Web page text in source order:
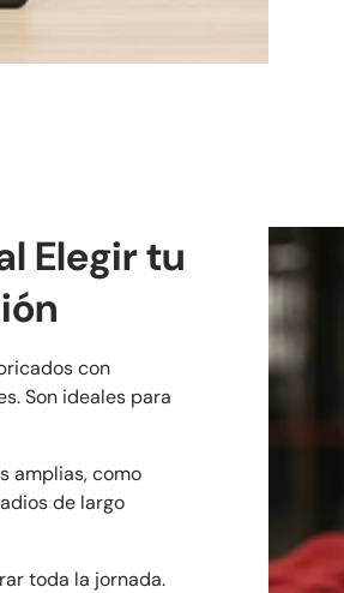
Elegir tu
con
Son ideales para
amplias, como
de largo
toda la jornada.